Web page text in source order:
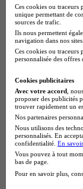
BTS Esf en
BTS
BTS Mco en
BTS Pi en
BTS Sp3s en
Master CCA
BTS Sam en
Cap Fleuriste
BTS Sio en
MSc
BTS Gpme
Cap
BTS Gpn en
BTS
BAC Pro
BTS Sta en
Ces cookies ou traceurs
unique permettant de
sources de trafic.
Ils nous permettent
navigation dans nos
Ces cookies ou traceurs
personnalisée des
Cookies publicitaires
Avec votre accord ,
proposer des publicités
trouver rapidement un
Nos partenaires
Nous utilisons des
personnalisés. En
confidentialité. En
Vous pouvez à tout
bas de page.
Pour en savoir plus,